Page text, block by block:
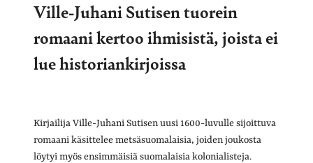
Ville-Juhani Sutisen tuorein
romaani kertoo ihmisistä, joista ei
lue historiankirjoissa
Kirjailija Ville-Juhani Sutisen uusi 1600-luvulle sijoittuva
romaani käsittelee metsäsuomalaisia, joiden joukosta
löytyi myös ensimmäisiä suomalaisia kolonialisteja.